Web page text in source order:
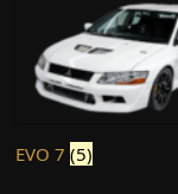
EVO 7 (5)